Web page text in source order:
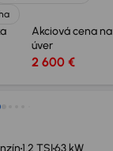
Akciová cena na
úver
2 600 €
1.2 TSI63 kW